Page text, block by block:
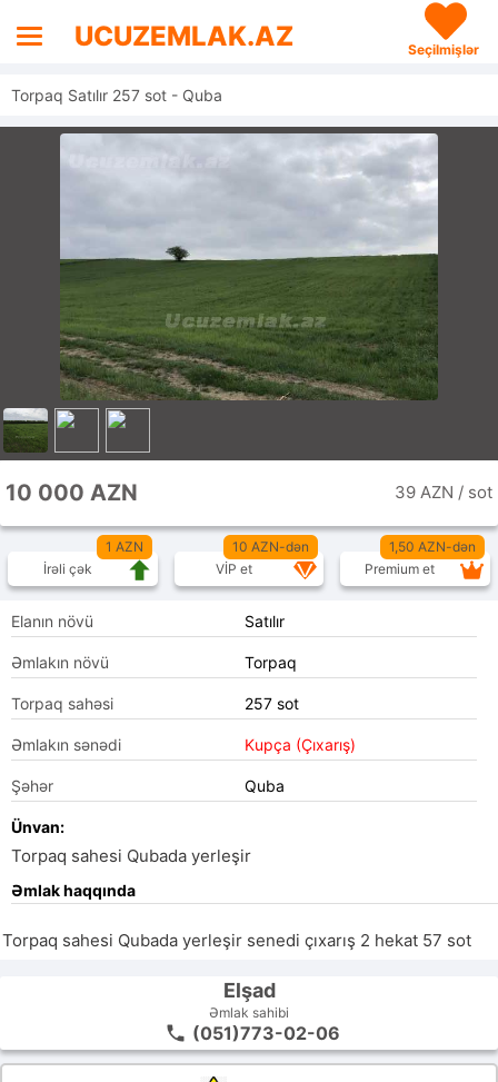
UCUZEMLAK.AZ Seçilmişlər
Torpaq Satılır 257 sot - Quba
10 000 AZN 39 AZN / sot
1 AZN
İrəli çək
10 AZN-dən
VİP et
1,50 AZN-dən
Premium et
Elanın növü Satılır
Əmlakın növü Torpaq
Torpaq sahəsi 257 sot
Əmlakın sənədi Kupça (Çıxarış)
Şəhər Quba
Ünvan:
Torpaq sahesi Qubada yerleşir
Əmlak haqqında
Torpaq sahesi Qubada yerleşir senedi çıxarış 2 hekat 57 sot
Elşad
Əmlak sahibi
(051)773-02-06